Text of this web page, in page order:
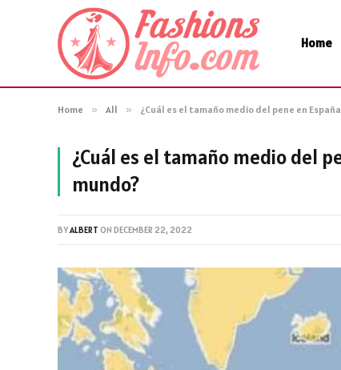
Home
Home » All » ¿Cuál es el tamaño medio del pene en
¿Cuál es el tamaño medio del
mundo?
BYALBERT ON DECEMBER 22, 2022